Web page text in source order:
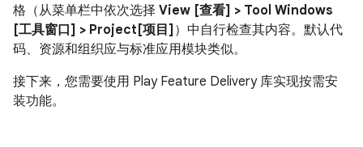
格（从菜单栏中依次选择 View [查看] > Tool Windows
[工具窗口] > Project[项目] ）中自行检查其内容。默认代
码、资源和组织应与标准应用模块类似。
接下来，您需要使用 Play Feature Delivery 库实现按需安
装功能。